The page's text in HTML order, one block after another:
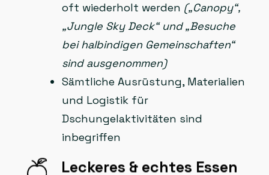
oft wiederholt werden („Canopy“,
„Jungle Sky Deck“ und „Besuche
bei halbindigen Gemeinschaften“
sind ausgenommen)
Sämtliche Ausrüstung, Materialien
und Logistik für
Dschungelaktivitäten sind
inbegriffen
Leckeres & echtes Essen